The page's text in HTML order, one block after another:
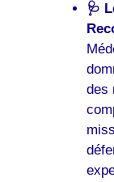
🩺
des